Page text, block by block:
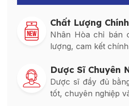
Chất Lượng
Nhân Hòa chỉ bán
lượng, cam kết
Dược Sĩ Chuyên
Dược sĩ đầy đủ
tốt, chuyên nghiệp